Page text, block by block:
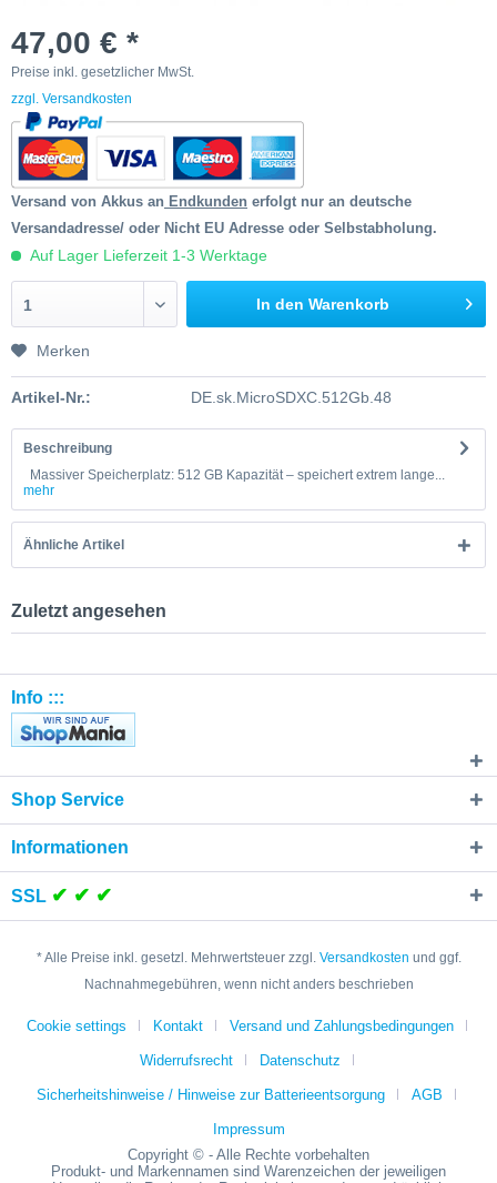
47,00 € *
Preise inkl. gesetzlicher MwSt.
zzgl. Versandkosten
Versand von Akkus an Endkunden erfolgt nur an deutsche
Versandadresse/ oder Nicht EU Adresse oder Selbstabholung.
Auf Lager Lieferzeit 1-3 Werktage
1 In den Warenkorb
Merken
Artikel-Nr.: DE.sk.MicroSDXC.512Gb.48
Beschreibung
Massiver Speicherplatz: 512 GB Kapazität – speichert extrem lange...
mehr
Ähnliche Artikel
Zuletzt angesehen
Info :::
Shop Service
Informationen
SSL ✔ ✔ ✔
* Alle Preise inkl. gesetzl. Mehrwertsteuer zzgl. Versandkosten und ggf.
Nachnahmegebühren, wenn nicht anders beschrieben
Cookie settings Kontakt Versand und Zahlungsbedingungen
Widerrufsrecht Datenschutz
Sicherheitshinweise / Hinweise zur Batterieentsorgung AGB
Impressum
Copyright © - Alle Rechte vorbehalten
Produkt- und Markennamen sind Warenzeichen der jeweiligen